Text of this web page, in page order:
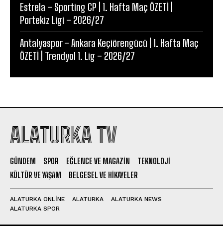
Estrela – Sporting CP | 1. Hafta Maç ÖZETİ |
Portekiz Ligi – 2026/27
Antalyaspor – Ankara Keçiörengücü | 1. Hafta Maç
ÖZETİ | Trendyol 1. Lig – 2026/27
ALATURKA TV
GÜNDEM SPOR EĞLENCE VE MAGAZIN
TEKNOLOJI
KÜLTÜR VE YAŞAM
BELGESEL VE HIKAYELER
ALATURKA ONLINE ALATURKA
ALATURKA NEWS
ALATURKA SPOR